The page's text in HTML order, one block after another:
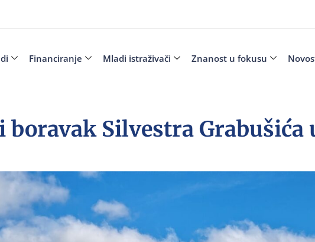
Financiranje Mladi istraživači Znanost u fokusu
boravak Silvestra Grabušića